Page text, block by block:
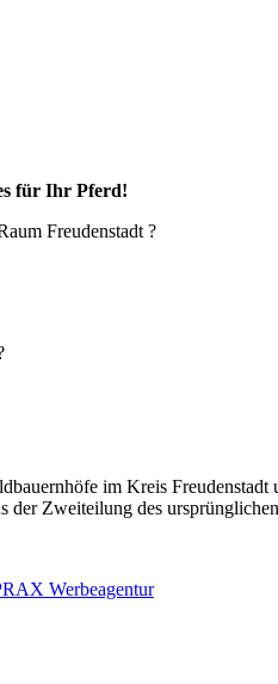
für Ihr Pferd!
Freudenstadt ?
im Kreis
der Zweiteilung des
Werbeagentur